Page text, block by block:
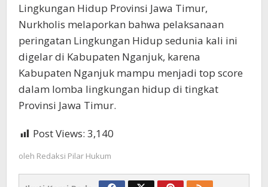
Lingkungan Hidup Provinsi Jawa Timur,
Nurkholis melaporkan bahwa pelaksanaan
peringatan Lingkungan Hidup sedunia kali ini
digelar di Kabupaten Nganjuk, karena
Kabupaten Nganjuk mampu menjadi top score
dalam lomba lingkungan hidup di tingkat
Provinsi Jawa Timur.
Post Views: 3,140
oleh Redaksi Pilar Hukum